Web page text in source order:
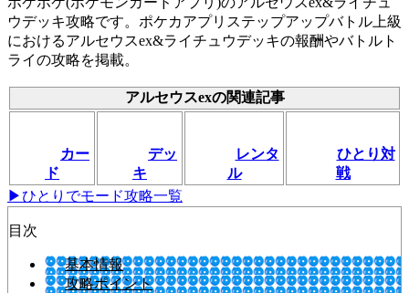
ウデッキ攻略です。ポケカアプリステップアップバトル上級
におけるアルセウスex&ライチュウデッキの報酬やバトルト
ライの攻略を掲載。
アルセウスexの関連記事
カー
ド
デッ
キ
レンタ
ル
ひとり対
戦
▶ひとりでモード攻略一覧
目次
基本情報
攻略ポイント